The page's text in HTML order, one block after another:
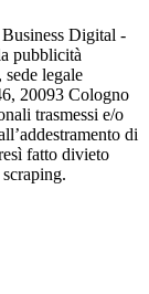
Digital -
pubblicità
legale
20093 Cologno
trasmessi e/o
di
fatto divieto